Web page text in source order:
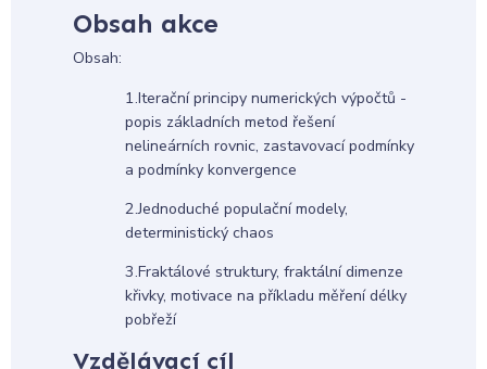
Obsah akce
Obsah:
1.Iterační principy numerických výpočtů -
popis základních metod řešení
nelineárních rovnic, zastavovací podmínky
a podmínky konvergence
2.Jednoduché populační modely,
deterministický chaos
3.Fraktálové struktury, fraktální dimenze
křivky, motivace na příkladu měření délky
pobřeží
Vzdělávací cíl